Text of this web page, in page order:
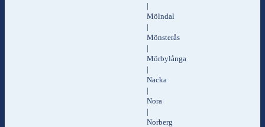
|
Mölndal
|
Mönsterås
|
Mörbylånga
|
Nacka
|
Nora
|
Norberg